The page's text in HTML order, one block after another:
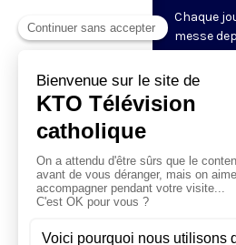
Chaque
messe
Les
presque